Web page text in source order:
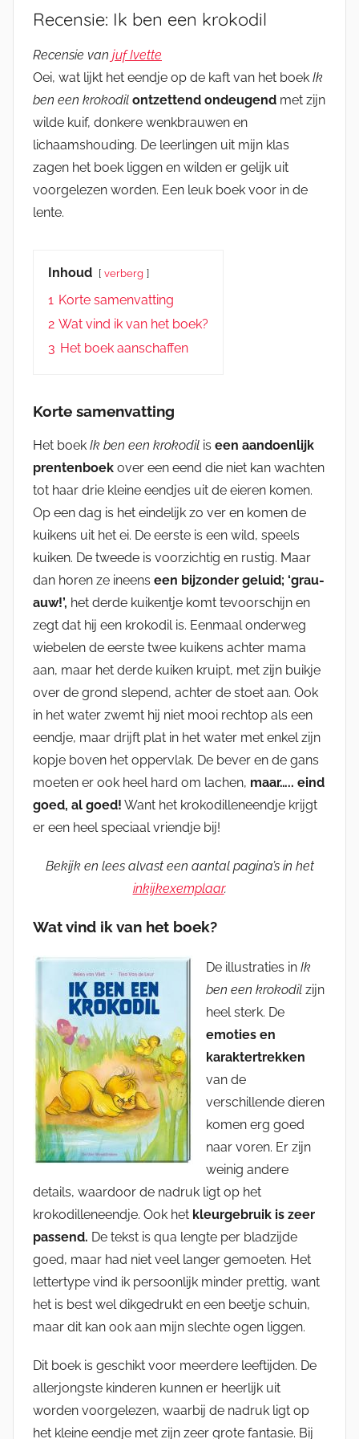
Recensie: Ik ben een krokodil
Recensie van juf Ivette
Oei, wat lijkt het eendje op de kaft van het boek Ik
ben een krokodil ontzettend ondeugend met zijn
wilde kuif, donkere wenkbrauwen en
lichaamshouding. De leerlingen uit mijn klas
zagen het boek liggen en wilden er gelijk uit
voorgelezen worden. Een leuk boek voor in de
lente.
Inhoud verberg
1 Korte samenvatting
2 Wat vind ik van het boek?
3 Het boek aanschaffen
Korte samenvatting
Het boek Ik ben een krokodil is een aandoenlijk
prentenboek over een eend die niet kan wachten
tot haar drie kleine eendjes uit de eieren komen.
Op een dag is het eindelijk zo ver en komen de
kuikens uit het ei. De eerste is een wild, speels
kuiken. De tweede is voorzichtig en rustig. Maar
dan horen ze ineens een bijzonder geluid; ‘grau-
auw!’, het derde kuikentje komt tevoorschijn en
zegt dat hij een krokodil is. Eenmaal onderweg
wiebelen de eerste twee kuikens achter mama
aan, maar het derde kuiken kruipt, met zijn buikje
over de grond slepend, achter de stoet aan. Ook
in het water zwemt hij niet mooi rechtop als een
eendje, maar drijft plat in het water met enkel zijn
kopje boven het oppervlak. De bever en de gans
moeten er ook heel hard om lachen, maar….. eind
goed, al goed! Want het krokodilleneendje krijgt
er een heel speciaal vriendje bij!
Bekijk en lees alvast een aantal pagina’s in het
inkijkexemplaar.
Wat vind ik van het boek?
De illustraties in Ik
ben een krokodil zijn
heel sterk. De
emoties en
karaktertrekken
van de
verschillende dieren
komen erg goed
naar voren. Er zijn
weinig andere
details, waardoor de nadruk ligt op het
krokodilleneendje. Ook het kleurgebruik is zeer
passend. De tekst is qua lengte per bladzijde
goed, maar had niet veel langer gemoeten. Het
lettertype vind ik persoonlijk minder prettig, want
het is best wel dikgedrukt en een beetje schuin,
maar dit kan ook aan mijn slechte ogen liggen.
Dit boek is geschikt voor meerdere leeftijden. De
allerjongste kinderen kunnen er heerlijk uit
worden voorgelezen, waarbij de nadruk ligt op
het kleine eendje met zijn zeer grote fantasie. Bij